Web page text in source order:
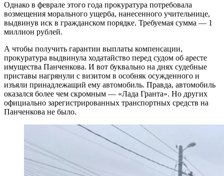
Однако в феврале этого года прокуратура потребовала
возмещения морального ущерба, нанесенного учительнице,
выдвинув иск в гражданском порядке. Требуемая сумма — 1
миллион рублей.
А чтобы получить гарантии выплаты компенсации,
прокуратура выдвинула ходатайство перед судом об аресте
имущества Панченкова. И вот буквально на днях судебные
приставы нагрянули с визитом в особняк осужденного и
изъяли принадлежащий ему автомобиль. Правда, автомобиль
оказался более чем скромным — «Лада Гранта». Но других
официально зарегистрированных транспортных средств на
Панченкова не было.